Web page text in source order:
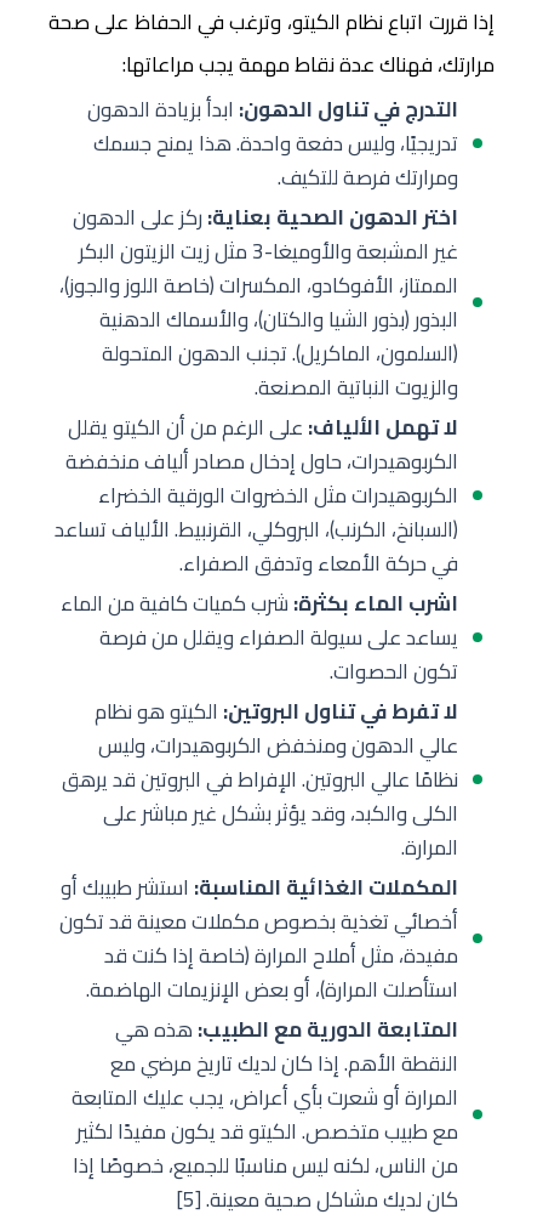
إذا قررت اتباع نظام الكيتو، وترغب في الحفاظ على صحة
مرارتك، فهناك عدة نقاط مهمة يجب مراعاتها:
التدرج في تناول الدهون: ابدأ بزيادة الدهون
تدريجيًا، وليس دفعة واحدة. هذا يمنح جسمك
ومرارتك فرصة للتكيف.
اختر الدهون الصحية بعناية:ركز على الدهون
غير المشبعة والأوميغا-3 مثل زيت الزيتون البكر
الممتاز، الأفوكادو، المكسرات (خاصة اللوز والجوز)،
البذور (بذور الشيا والكتان)، والأسماك الدهنية
(السلمون، الماكريل). تجنب الدهون المتحولة
والزيوت النباتية المصنعة.
لا تهمل الألياف:على الرغم من أن الكيتو يقلل
الكربوهيدرات، حاول إدخال مصادر ألياف منخفضة
الكربوهيدرات مثل الخضروات الورقية الخضراء
(السبانخ، الكرنب)، البروكلي، القرنبيط. الألياف تساعد
في حركة الأمعاء وتدفق الصفراء.
اشرب الماء بكثرة:شرب كميات كافية من الماء
يساعد على سيولة الصفراء ويقلل من فرصة
تكون الحصوات.
لا تفرط في تناول البروتين: الكيتو هو نظام
عالي الدهون ومنخفض الكربوهيدرات، وليس
نظامًا عالي البروتين. الإفراط في البروتين قد يرهق
الكلى والكبد، وقد يؤثر بشكل غير مباشر على
المرارة.
المكملات الغذائية المناسبة: استشر طبيبك أو
أخصائي تغذية بخصوص مكملات معينة قد تكون
مفيدة، مثل أملاح المرارة (خاصة إذا كنت قد
استأصلت المرارة)، أو بعض الإنزيمات الهاضمة.
المتابعة الدورية مع الطبيب:هذه هي
النقطة الأهم. إذا كان لديك تاريخ مرضي مع
المرارة أو شعرت بأي أعراض، يجب عليك المتابعة
مع طبيب متخصص. الكيتو قد يكون مفيدًا لكثير
من الناس، لكنه ليس مناسبًا للجميع، خصوصًا إذا
كان لديك مشاكل صحية معينة. [5]